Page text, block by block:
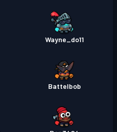
Wayne_do11
Battelbob